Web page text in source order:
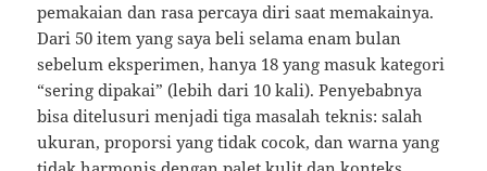
pemakaian dan rasa percaya diri saat memakainya.
Dari 50 item yang saya beli selama enam bulan
sebelum eksperimen, hanya 18 yang masuk kategori
“sering dipakai” (lebih dari 10 kali). Penyebabnya
bisa ditelusuri menjadi tiga masalah teknis: salah
ukuran, proporsi yang tidak cocok, dan warna yang